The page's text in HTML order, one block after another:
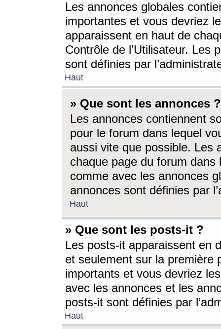
Les annonces globales
importantes et vous devriez
apparaissent en haut de
Contrôle de l’Utilisateur. Les
sont définies par
Haut
» Que sont les annonces ?
Les annonces contiennent
pour le forum dans lequel
aussi vite que possible. Les
chaque page du forum dans
comme avec les annonces
annonces sont définies par
Haut
» Que sont les posts-it ?
Les posts-it apparaissent en
et seulement sur la première
importants et vous devriez
avec les annonces et les
posts-it sont définies par
Haut